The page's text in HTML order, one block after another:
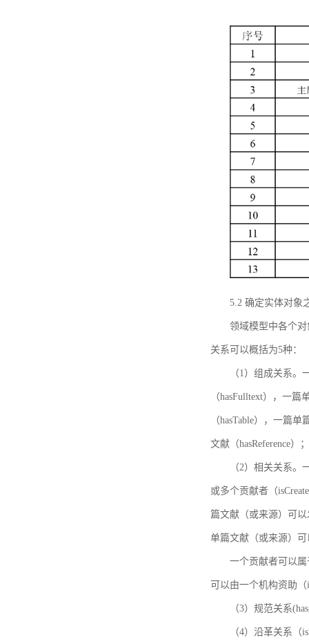
5.2 确定实体对象
领域模型中各个
关系可以概括为5种：
（1）组成关系
（hasFulltext），一
（hasTable），一篇
文献（hasReference）；
（2）相关关系
或多个贡献者（
篇文献（或来源）可
单篇文献（或来源）可
一个贡献者可以
可以由一个机构资助（
（3）规范关系
（4）沿革关系